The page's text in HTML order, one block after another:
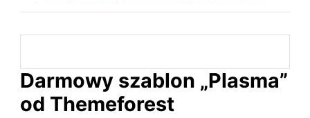
Darmowy szablon „Plasma”
od Themeforest